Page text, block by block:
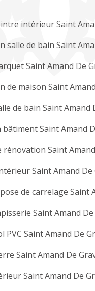
intérieur Saint
salle de bain Saint
Saint Amand De
de maison Saint
de bain Saint Amand
Saint Amand
rénovation Saint
Saint Amand De
de carrelage Saint
Saint Amand De
PVC Saint Amand De
Saint Amand De
Saint Amand De